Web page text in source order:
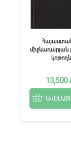
13,500